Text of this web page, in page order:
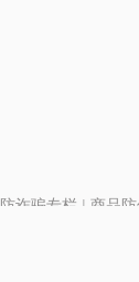
防诈骗专栏 | 商品